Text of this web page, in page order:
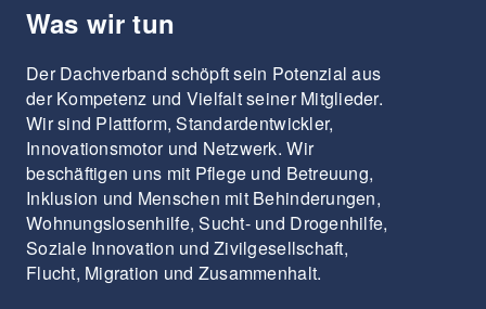
Was wir tun
Der Dachverband schöpft sein Potenzial aus
der Kompetenz und Vielfalt seiner Mitglieder.
Wir sind Plattform, Standardentwickler,
Innovationsmotor und Netzwerk. Wir
beschäftigen uns mit Pflege und Betreuung,
Inklusion und Menschen mit Behinderungen,
Wohnungslosenhilfe, Sucht- und Drogenhilfe,
Soziale Innovation und Zivilgesellschaft,
Flucht, Migration und Zusammenhalt.